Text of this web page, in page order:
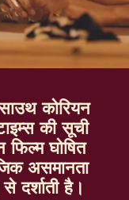
कोरियन
की सूची
घोषित
असमानता
दर्शाती है।